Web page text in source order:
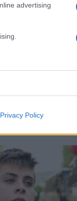
advertising
Privacy Policy
μυαλό
ότι η Ειρήνη